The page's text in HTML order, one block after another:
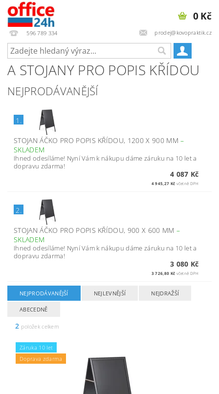
596 789 334 prodej@kovopraktik.cz
0 Kč
A STOJANY PRO POPIS KŘÍDOU
NEJPRODÁVANĚJŠÍ
1.
STOJAN ÁČKO PRO POPIS KŘÍDOU, 1200 X 900 MM–
SKLADEM
Ihned odesíláme! Nyní Vám k nákupu dáme záruku na 10 let a
dopravu zdarma!
4 087 Kč
4 945,27 Kč včetně DPH
2.
STOJAN ÁČKO PRO POPIS KŘÍDOU, 900 X 600 MM –
SKLADEM
Ihned odesíláme! Nyní Vám k nákupu dáme záruku na 10 let a
dopravu zdarma!
3 080 Kč
3 726,80 Kč včetně DPH
NEJPRODÁVANĚJŠÍ NEJLEVNĚJŠÍ NEJDRAŽŠÍ
ABECEDNĚ
2 položek celkem
Záruka 10 let
Doprava zdarma